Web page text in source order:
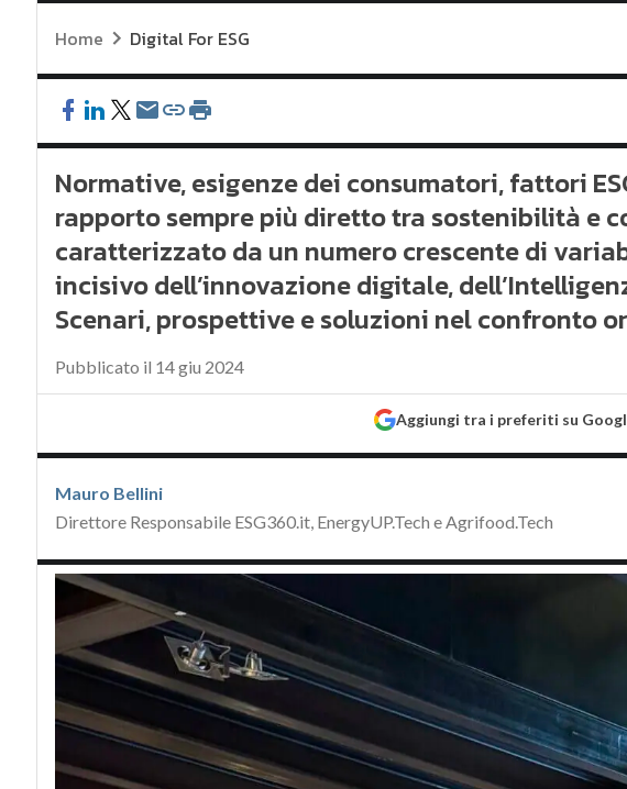
Home Digital For ESG
Normative, esigenze dei consumatori, fattori
rapporto sempre più diretto tra sostenibilità e
caratterizzato da un numero crescente di
incisivo dell’innovazione digitale,
Scenari, prospettive e soluzioni nel confronto
Pubblicato il 14 giu 2024
Aggiungi tra i preferiti su
Mauro Bellini
Direttore Responsabile ESG360.it, EnergyUP.Tech e Agrifood.Tech